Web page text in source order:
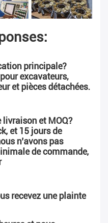
principale?
excavateurs,
et pièces détachées.
livraison et MOQ?
et 15 jours de
n'avons pas
de commande,
recevez une plainte